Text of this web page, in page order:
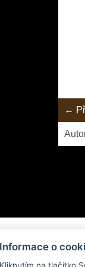
←
Informace o